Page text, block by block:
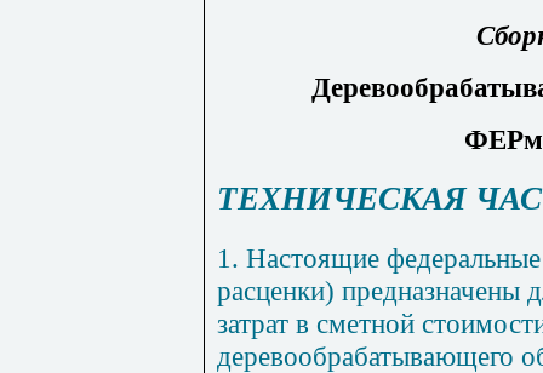
ТЕХНИЧЕСКАЯ
1. Настоящие
расценки) предназначены
затрат в сметной
деревообрабатывающего